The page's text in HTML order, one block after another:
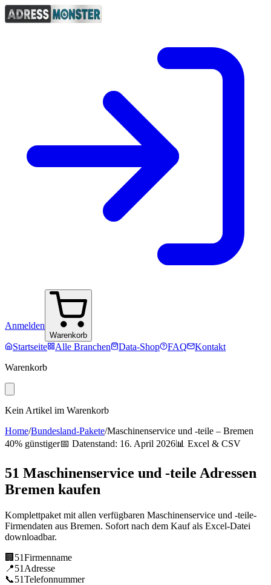
Anmelden
Warenkorb
Startseite Alle Branchen Data-Shop FAQ
Kontakt
Warenkorb
Kein Artikel im Warenkorb
Home/Bundesland-Pakete/Maschinenservice und -teile – Bremen
40% günstiger📅 Datenstand: 16. April 2026📊 Excel & CSV
51 Maschinenservice und -teile Adressen
Bremen kaufen
Komplettpaket mit allen verfügbaren Maschinenservice und -teile-
Firmendaten aus Bremen. Sofort nach dem Kauf als Excel-Datei
downloadbar.
🏢 51Firmenname
📍51 Adresse
📞51Telefonnummer